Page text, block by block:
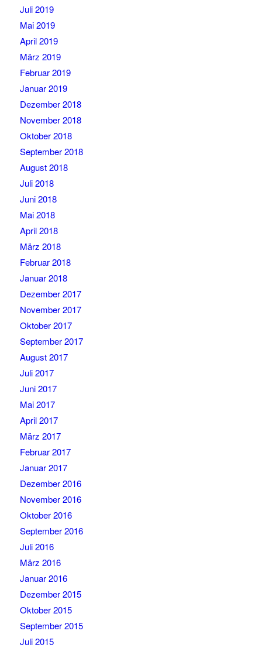
Juli 2019
Mai 2019
April 2019
März 2019
Februar 2019
Januar 2019
Dezember 2018
November 2018
Oktober 2018
September 2018
August 2018
Juli 2018
Juni 2018
Mai 2018
April 2018
März 2018
Februar 2018
Januar 2018
Dezember 2017
November 2017
Oktober 2017
September 2017
August 2017
Juli 2017
Juni 2017
Mai 2017
April 2017
März 2017
Februar 2017
Januar 2017
Dezember 2016
November 2016
Oktober 2016
September 2016
Juli 2016
März 2016
Januar 2016
Dezember 2015
Oktober 2015
September 2015
Juli 2015